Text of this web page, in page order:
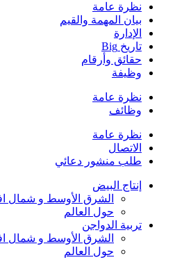
نظرة عامة
بيان المهمة والقيم
الإدارة
تاريخ Big
حقائق وأرقام
وظيفة
نظرة عامة
وظائف
نظرة عامة
الاتصال
طلب منشور دعائي
إنتاج البيض
الشرق الأوسط و شمال
حول العالم
تربية الدواجن
الشرق الأوسط و شمال
حول العالم